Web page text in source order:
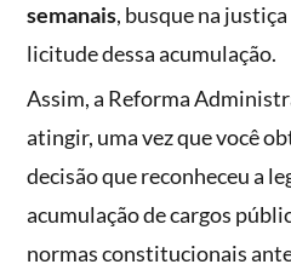
semanais, busque na
licitude dessa acumulação.
Assim, a Reforma
atingir, uma vez que você
decisão que reconheceu a
acumulação de cargos
normas constitucionais